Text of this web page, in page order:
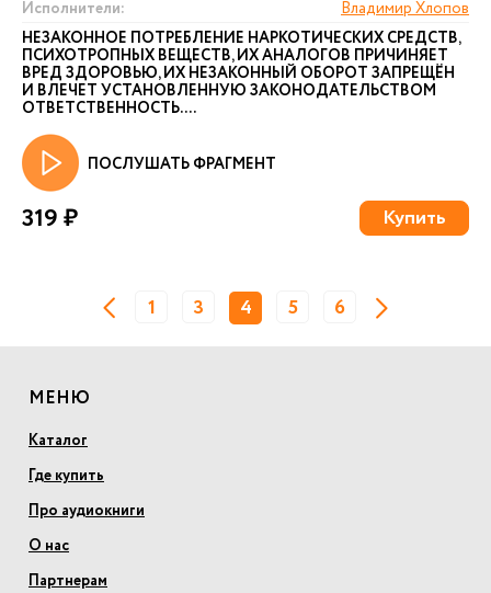
Исполнители:
Владимир Хлопов
НЕЗАКОННОЕ ПОТРЕБЛЕНИЕ НАРКОТИЧЕСКИХ СРЕДСТВ,
ПСИХОТРОПНЫХ ВЕЩЕСТВ, ИХ АНАЛОГОВ ПРИЧИНЯЕТ
ВРЕД ЗДОРОВЬЮ, ИХ НЕЗАКОННЫЙ ОБОРОТ ЗАПРЕЩЁН
И ВЛЕЧЕТ УСТАНОВЛЕННУЮ ЗАКОНОДАТЕЛЬСТВОМ
ОТВЕТСТВЕННОСТЬ. ...
ПОСЛУШАТЬ ФРАГМЕНТ
319 ₽ Купить
1 3 4 5 6
МЕНЮ
Каталог
Где купить
Про аудиокниги
О нас
Партнерам